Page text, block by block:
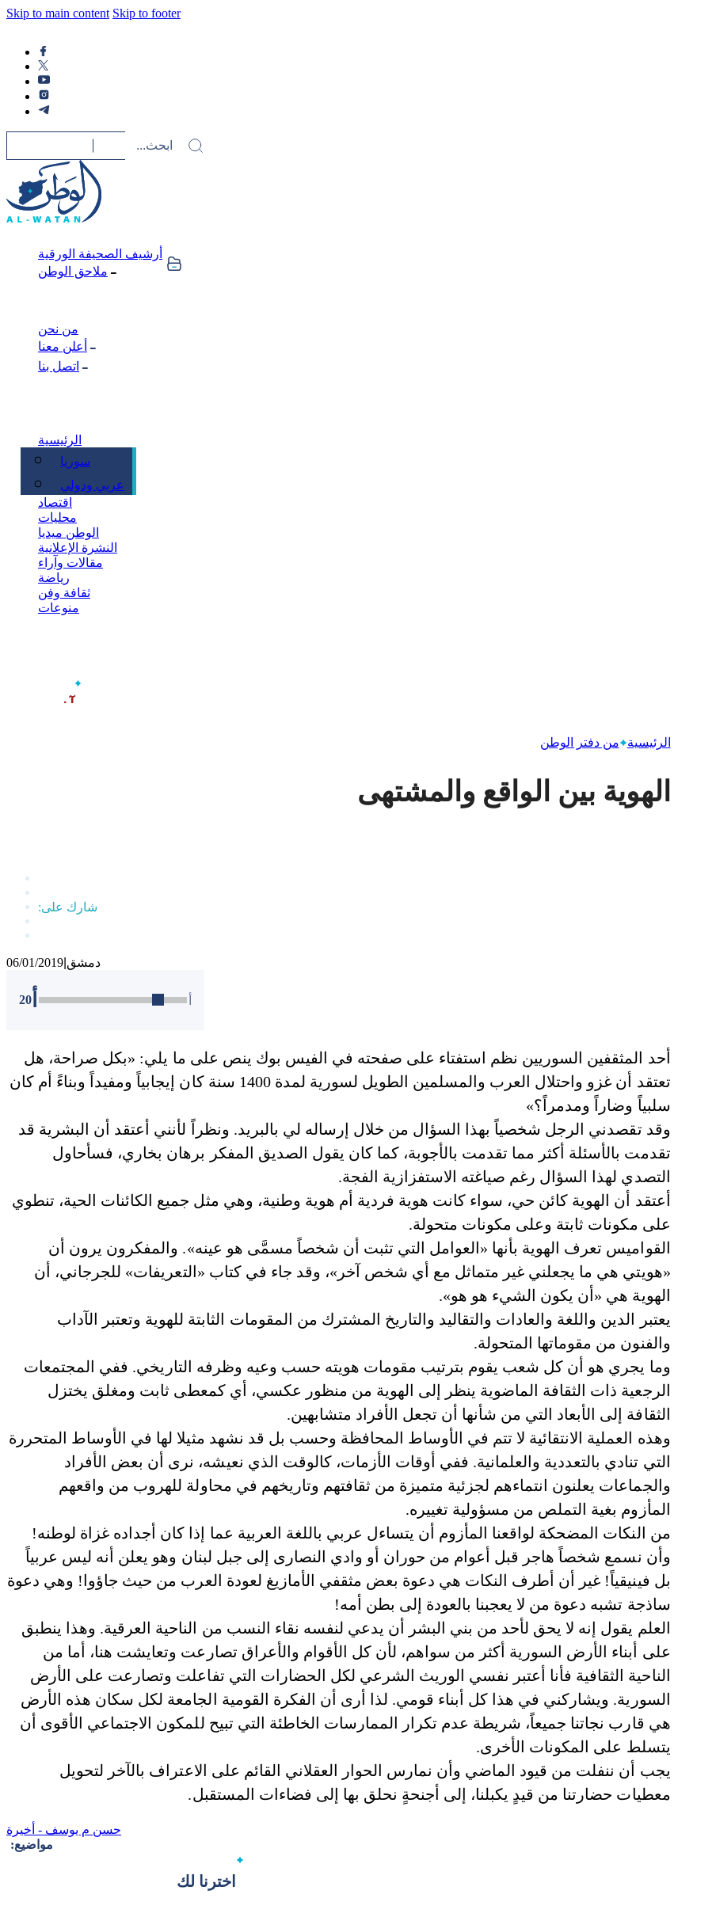
Skip to main content Skip to footer
أرشيف الصحيفة الورقية
ملاحق الوطن
من نحن
أعلن معنا
اتصل بنا
الرئيسية
سوريا
عربي ودولي
اقتصاد
محليات
الوطن ميديا
النشرة الإعلانية
مقالات وآراء
رياضة
ثقافة وفن
منوعات
‫آخر
الرئيسية من دفتر الوطن
الهوية بين الواقع والمشتهى
06/01/2019 دمشق
20
أحد المثقفين السوريين نظم استفتاء على صفحته في الفيس بوك ينص على ما يلي: «بكل صراحة، هل
تعتقد أن غزو واحتلال العرب والمسلمين الطويل لسورية لمدة 1400 سنة كان إيجابياً ومفيداً وبناءً أم كان
سلبياً وضاراً ومدمراً؟»
وقد تقصدني الرجل شخصياً بهذا السؤال من خلال إرساله لي بالبريد. ونظراً لأنني أعتقد أن البشرية قد
تقدمت بالأسئلة أكثر مما تقدمت بالأجوبة، كما كان يقول الصديق المفكر برهان بخاري، فسأحاول
التصدي لهذا السؤال رغم صياغته الاستفزازية الفجة.
أعتقد أن الهوية كائن حي، سواء كانت هوية فردية أم هوية وطنية، وهي مثل جميع الكائنات الحية، تنطوي
على مكونات ثابتة وعلى مكونات متحولة.
القواميس تعرف الهوية بأنها «العوامل التي تثبت أن شخصاً مسمَّى هو عينه». والمفكرون يرون أن
«هويتي هي ما يجعلني غير متماثل مع أي شخص آخر»، وقد جاء في كتاب «التعريفات» للجرجاني، أن
الهوية هي «أن يكون الشيء هو هو».
يعتبر الدين واللغة والعادات والتقاليد والتاريخ المشترك من المقومات الثابتة للهوية وتعتبر الآداب
والفنون من مقوماتها المتحولة.
وما يجري هو أن كل شعب يقوم بترتيب مقومات هويته حسب وعيه وظرفه التاريخي. ففي المجتمعات
الرجعية ذات الثقافة الماضوية ينظر إلى الهوية من منظور عكسي، أي كمعطى ثابت ومغلق يختزل
الثقافة إلى الأبعاد التي من شأنها أن تجعل الأفراد متشابهين.
وهذه العملية الانتقائية لا تتم في الأوساط المحافظة وحسب بل قد نشهد مثيلا لها في الأوساط المتحررة
التي تنادي بالتعددية والعلمانية. ففي أوقات الأزمات، كالوقت الذي نعيشه، نرى أن بعض الأفراد
والجماعات يعلنون انتماءهم لجزئية متميزة من ثقافتهم وتاريخهم في محاولة للهروب من واقعهم
المأزوم بغية التملص من مسؤولية تغييره.
من النكات المضحكة لواقعنا المأزوم أن يتساءل عربي باللغة العربية عما إذا كان أجداده غزاة لوطنه!
وأن نسمع شخصاً هاجر قبل أعوام من حوران أو وادي النصارى إلى جبل لبنان وهو يعلن أنه ليس عربياً
بل فينيقياً! غير أن أطرف النكات هي دعوة بعض مثقفي الأمازيغ لعودة العرب من حيث جاؤوا! وهي دعوة
ساذجة تشبه دعوة من لا يعجبنا بالعودة إلى بطن أمه!
العلم يقول إنه لا يحق لأحد من بني البشر أن يدعي لنفسه نقاء النسب من الناحية العرقية. وهذا ينطبق
على أبناء الأرض السورية أكثر من سواهم، لأن كل الأقوام والأعراق تصارعت وتعايشت هنا، أما من
الناحية الثقافية فأنا أعتبر نفسي الوريث الشرعي لكل الحضارات التي تفاعلت وتصارعت على الأرض
السورية. ويشاركني في هذا كل أبناء قومي. لذا أرى أن الفكرة القومية الجامعة لكل سكان هذه الأرض
هي قارب نجاتنا جميعاً، شريطة عدم تكرار الممارسات الخاطئة التي تبيح للمكون الاجتماعي الأقوى أن
يتسلط على المكونات الأخرى.
يجب أن ننفلت من قيود الماضي وأن نمارس الحوار العقلاني القائم على الاعتراف بالآخر لتحويل
معطيات حضارتنا من قيدٍ يكبلنا، إلى أجنحةٍ نحلق بها إلى فضاءات المستقبل.
حسن م يوسف - أخيرة
مواضيع:
اخترنا لك